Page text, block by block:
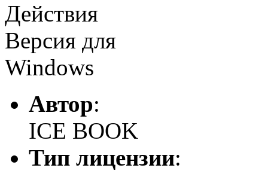
Действия
Версия для
Windows
Автор:
ICE BOOK
Тип лицензии: